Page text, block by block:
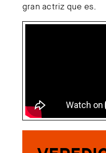
gran actriz que es.